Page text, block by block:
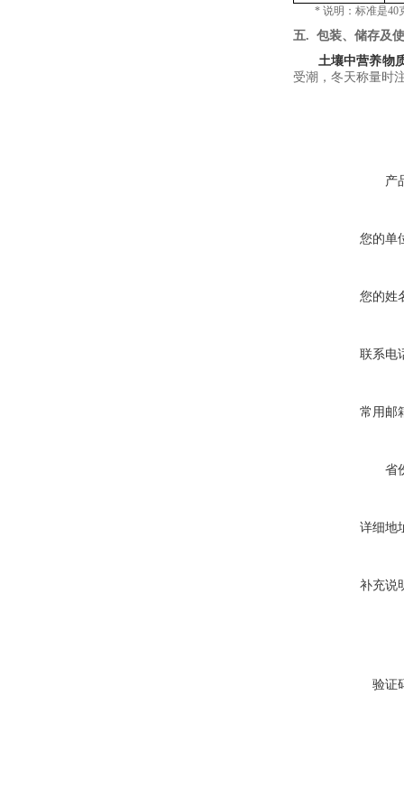
* 说明：标准是40
五. 包装、储存及
土壤中营养物
受潮，冬天称量时
产
您的单
您的姓
联系电
常用邮
省
详细地
补充说
验证